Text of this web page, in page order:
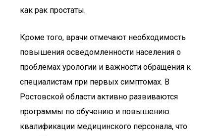
как рак простаты.
Кроме того, врачи отмечают необходимость
повышения осведомленности населения о
проблемах урологии и важности обращения к
специалистам при первых симптомах. В
Ростовской области активно развиваются
программы по обучению и повышению
квалификации медицинского персонала, что